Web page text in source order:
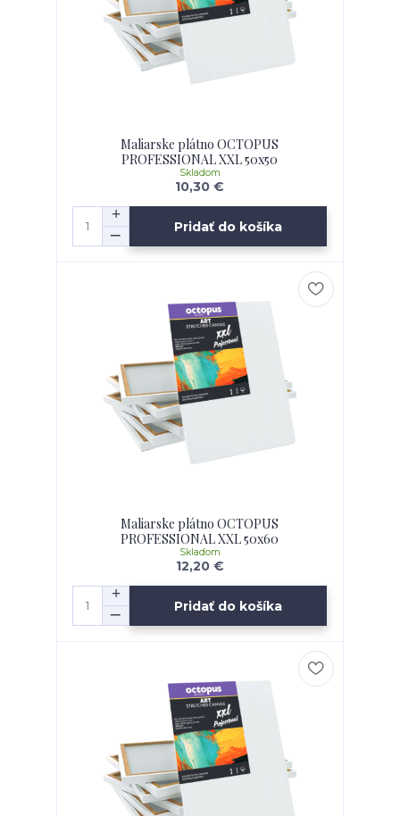
Maliarske plátno OCTOPUS
PROFESSIONAL XXL 50x50
10,30 €
Skladom
Pridať do košíka
Maliarske plátno OCTOPUS
PROFESSIONAL XXL 50x60
12,20 €
Skladom
Pridať do košíka